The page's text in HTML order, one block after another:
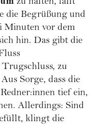
zu halten, fällt
die Begrüßung und
Minuten vor dem
hin. Das gibt die
zu
Sorge, dass die
tief ein,
Allerdings: Sind
klingt die